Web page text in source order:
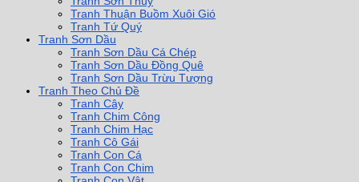
Tranh Thuận Buồm Xuôi Gió
Tranh Tứ Quý
Tranh Sơn Dầu
Tranh Sơn Dầu Cá Chép
Tranh Sơn Dầu Đồng Quê
Tranh Sơn Dầu Trừu Tượng
Tranh Theo Chủ Đề
Tranh Cây
Tranh Chim Công
Tranh Chim Hạc
Tranh Cô Gái
Tranh Con Cá
Tranh Con Chim